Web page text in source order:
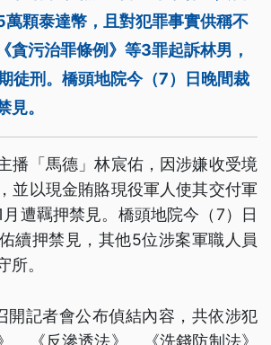
顆泰達幣，且對犯罪事實供稱不
貪污治罪條例》等3罪起訴林男，
徒刑。橋頭地院今（7）日晚間裁
見。
播「馬德」林宸佑，因涉嫌收受境
並以現金賄賂現役軍人使其交付軍
遭羈押禁見。橋頭地院今（7）日
續押禁見，其他5位涉案軍職人員
所。
開記者會公布偵結內容，共依涉犯
、《反滲透法》、《洗錢防制法》